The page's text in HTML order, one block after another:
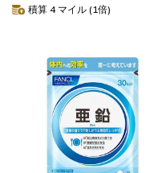
積算 4 マイル (1倍)